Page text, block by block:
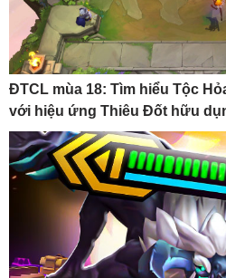
ĐTCL mùa 18: Tìm hiểu Tộc
với hiệu ứng Thiêu Đốt hữu